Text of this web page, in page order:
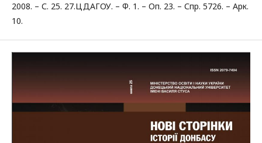
2008. – С. 25. 27.ЦДАГОУ. – Ф. 1. – Оп. 23. – Спр. 5726. – Арк.
10.